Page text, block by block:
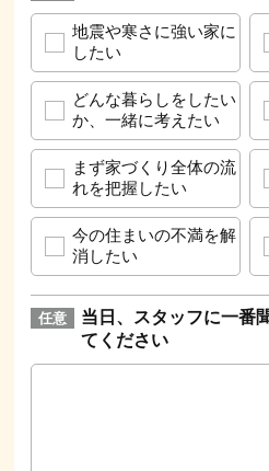
地震や寒さに強い家に
したい
どんな暮らしをしたい
か、一緒に考えたい
まず家づくり全体の流
れを把握したい
今の住まいの不満を解
消したい
当日、スタッフに一番
てください